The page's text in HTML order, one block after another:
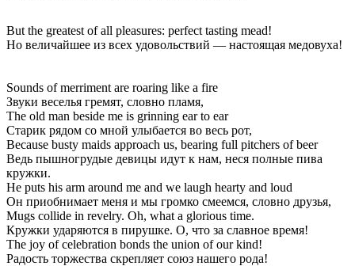
But the greatest of all pleasures: perfect tasting mead!
Но величайшее из всех удовольствий — настоящая медовуха!
Sounds of merriment are roaring like a fire
Звуки веселья гремят, словно пламя,
The old man beside me is grinning ear to ear
Старик рядом со мной улыбается во весь рот,
Because busty maids approach us, bearing full pitchers of beer
Ведь пышногрудые девицы идут к нам, неся полные пива
кружки.
He puts his arm around me and we laugh hearty and loud
Он приобнимает меня и мы громко смеемся, словно друзья,
Mugs collide in revelry. Oh, what a glorious time.
Кружки ударяются в пирушке. О, что за славное время!
The joy of celebration bonds the union of our kind!
Радость торжества скрепляет союз нашего рода!